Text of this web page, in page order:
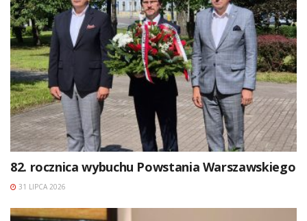
82. rocznica wybuchu Powstania Warszawskiego
31 LIPCA 2026